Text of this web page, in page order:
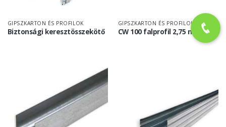
GIPSZKARTON ÉS PROFILOK
Biztonsági keresztösszekötő
GIPSZKARTON ÉS PROFILOK
CW 100 falprofil 2,75 méter